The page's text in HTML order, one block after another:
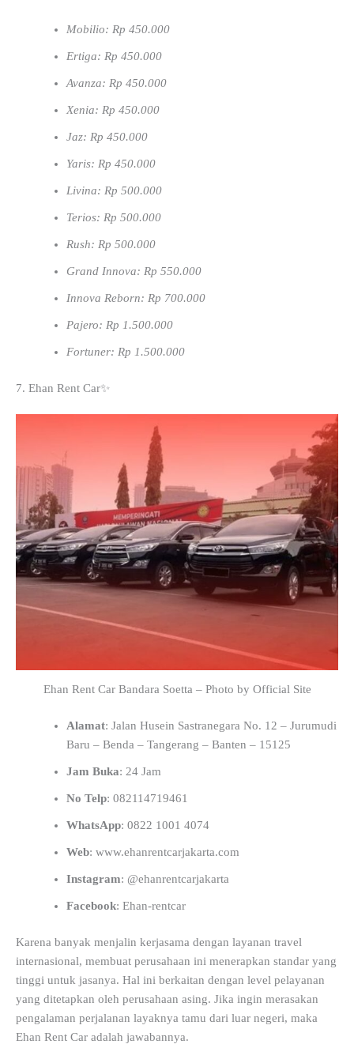
Mobilio: Rp 450.000
Ertiga: Rp 450.000
Avanza: Rp 450.000
Xenia: Rp 450.000
Jaz: Rp 450.000
Yaris: Rp 450.000
Livina: Rp 500.000
Terios: Rp 500.000
Rush: Rp 500.000
Grand Innova: Rp 550.000
Innova Reborn: Rp 700.000
Pajero: Rp 1.500.000
Fortuner: Rp 1.500.000
7. Ehan Rent Car✨
Ehan Rent Car Bandara Soetta – Photo by Official Site
Alamat: Jalan Husein Sastranegara No. 12 – Jurumudi
Baru – Benda – Tangerang – Banten – 15125
Jam Buka: 24 Jam
No Telp: 082114719461
WhatsApp: 0822 1001 4074
Web: www.ehanrentcarjakarta.com
Instagram: @ehanrentcarjakarta
Facebook: Ehan-rentcar
Karena banyak menjalin kerjasama dengan layanan travel
internasional, membuat perusahaan ini menerapkan standar yang
tinggi untuk jasanya. Hal ini berkaitan dengan level pelayanan
yang ditetapkan oleh perusahaan asing. Jika ingin merasakan
pengalaman perjalanan layaknya tamu dari luar negeri, maka
Ehan Rent Car adalah jawabannya.